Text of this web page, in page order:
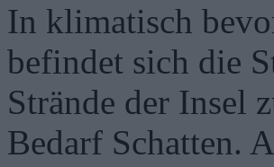
In klimatisch
befindet sich die
Strände der Insel
Bedarf Schatten.